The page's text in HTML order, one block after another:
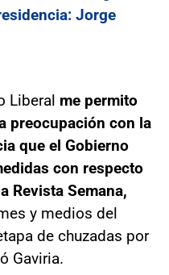
Jorge
Liberal me permito
preocupación con la
que el Gobierno
con respecto
Revista Semana,
y medios del
de chuzadas por
Gaviria.